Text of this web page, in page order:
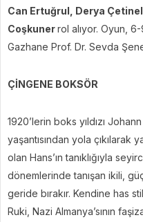
Can Ertuğrul, Derya
Coşkunerrol alıyor. Oyun,
Gazhane Prof. Dr. Sevda
ÇİNGENE BOKSÖR
1920’lerin boks yıldızı
yaşantısından yola çıkılarak
olan Hans’ın tanıklığıyla
dönemlerinde tanışan ikili,
geride bırakır. Kendine has
Ruki, Nazi Almanya’sının